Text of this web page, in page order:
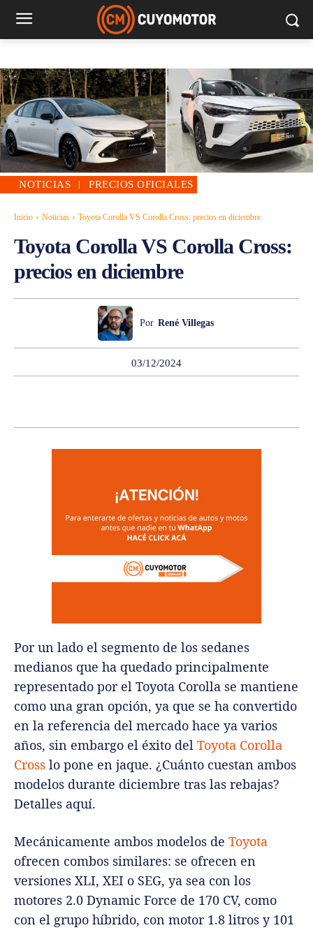
NOTICIAS PRECIOS OFICIALES
Inicio Noticias Toyota Corolla VS Corolla Cross: precios en diciembre
Toyota Corolla VS Corolla Cross:
precios en diciembre
Por René Villegas
03/12/2024
Por un lado el segmento de los sedanes
medianos que ha quedado principalmente
representado por el Toyota Corolla se mantiene
como una gran opción, ya que se ha convertido
en la referencia del mercado hace ya varios
años, sin embargo el éxito del Toyota Corolla
Cross lo pone en jaque. ¿Cuánto cuestan ambos
modelos durante diciembre tras las rebajas?
Detalles aquí.
Mecánicamente ambos modelos de Toyota
ofrecen combos similares: se ofrecen en
versiones XLI, XEI o SEG, ya sea con los
motores 2.0 Dynamic Force de 170 CV, como
con el grupo híbrido, con motor 1.8 litros y 101